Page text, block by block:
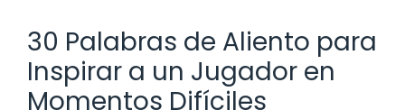
30 Palabras de Aliento para
Inspirar a un Jugador en
Momentos Difíciles